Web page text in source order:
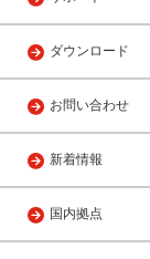
ダウンロード
お問い合わせ
新着情報
国内拠点